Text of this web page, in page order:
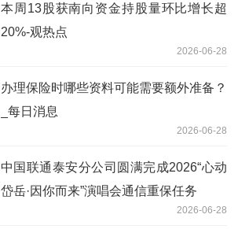
本周13股获南向资金持股量环比增长超
20%-观热点
2026-06-28
办理保险时哪些资料可能需要额外准备？
_每日消息
2026-06-28
中国联通泰安分公司圆满完成2026“心动
岱岳·因你而来”演唱会通信重保任务
2026-06-28